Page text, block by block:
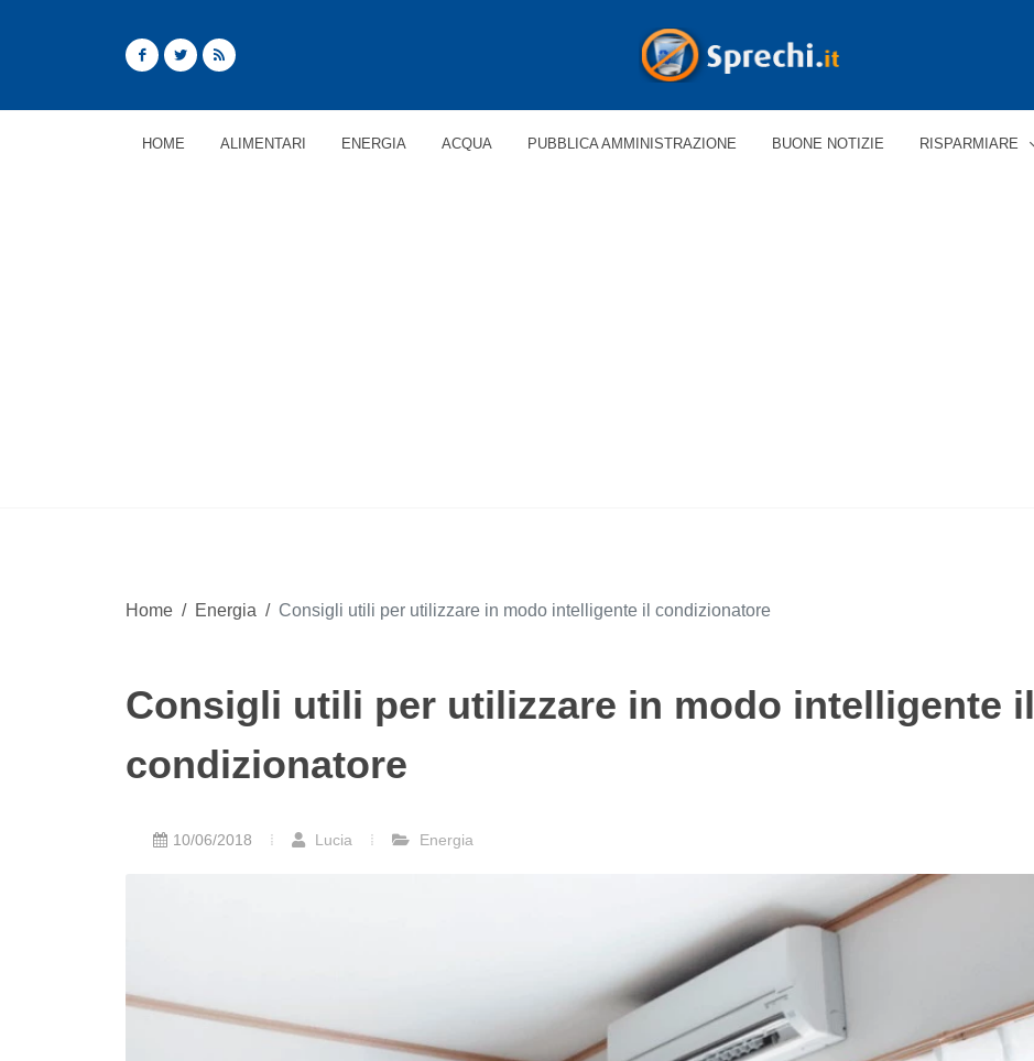
HOME ALIMENTARI ENERGIA ACQUA PUBBLICA AMMINISTRAZIONE BUONE NOTIZIE RISPARMIARE
Home / Energia / Consigli utili per utilizzare in modo intelligente il condizionatore
Consigli utili per utilizzare in modo intelligente il
condizionatore
10/06/2018 Lucia Energia